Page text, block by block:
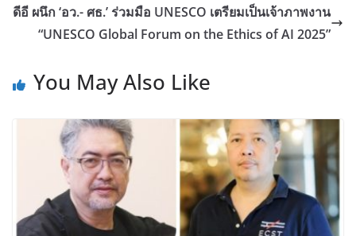
ดีอี ผนึก ‘อว.- ศธ.’ ร่วมมือ UNESCO เตรียมเป็นเจ้าภาพงาน
“UNESCO Global Forum on the Ethics of AI 2025”
You May Also Like